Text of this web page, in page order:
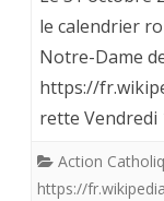
du
de
le calendrier
Notre-Dame
https://
rette Vendredi
Action
https://